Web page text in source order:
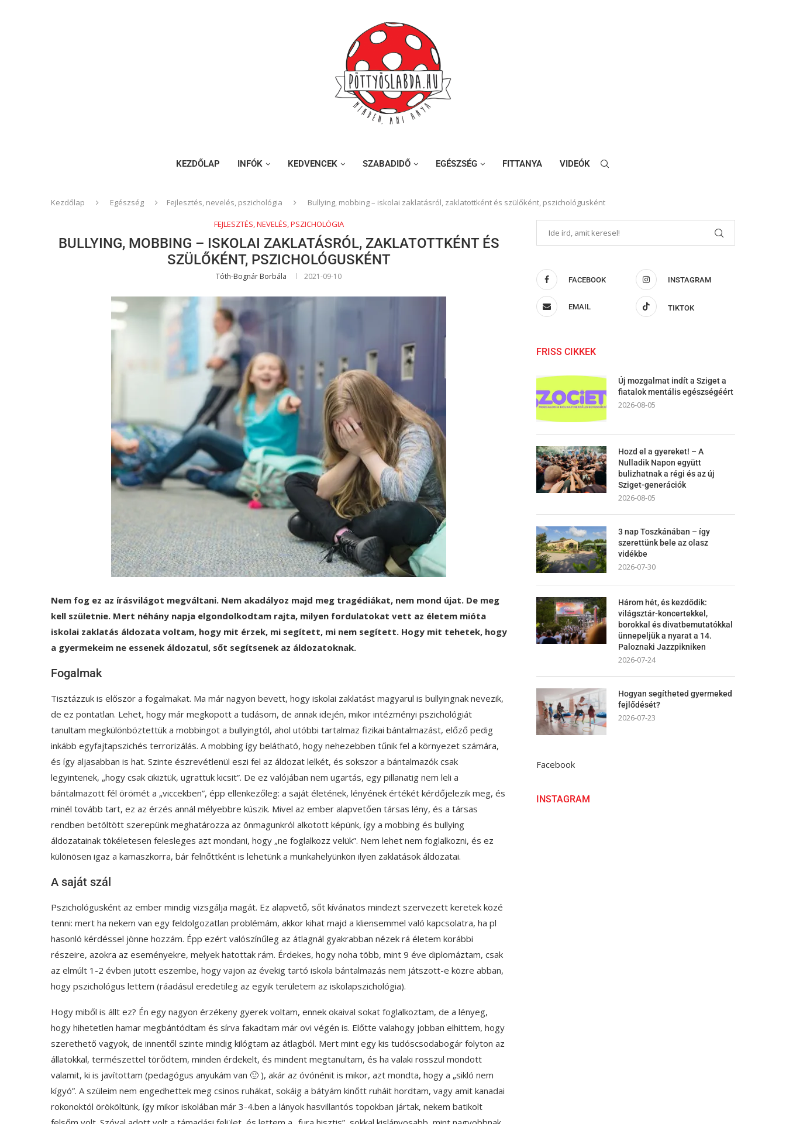
KEZDŐLAP INFÓK KEDVENCEK SZABADIDŐ EGÉSZSÉG FITTANYA VIDEÓK
Kezdőlap Egészség Fejlesztés, nevelés, pszichológia Bullying, mobbing – iskolai zaklatásról, zaklatottként és szülőként, pszichológusként
FEJLESZTÉS, NEVELÉS, PSZICHOLÓGIA
BULLYING, MOBBING – ISKOLAI ZAKLATÁSRÓL, ZAKLATOTTKÉNT ÉS
SZÜLŐKÉNT, PSZICHOLÓGUSKÉNT
Tóth-Bognár Borbála 2021-09-10
Nem fog ez az írásvilágot megváltani. Nem akadályoz majd meg tragédiákat, nem mond újat. De meg
kell születnie. Mert néhány napja elgondolkodtam rajta, milyen fordulatokat vett az életem mióta
iskolai zaklatás áldozata voltam, hogy mit érzek, mi segített, mi nem segített. Hogy mit tehetek, hogy
a gyermekeim ne essenek áldozatul, sőt segítsenek az áldozatoknak.
Fogalmak
Tisztázzuk is először a fogalmakat. Ma már nagyon bevett, hogy iskolai zaklatást magyarul is bullyingnak nevezik,
de ez pontatlan. Lehet, hogy már megkopott a tudásom, de annak idején, mikor intézményi pszichológiát
tanultam megkülönböztettük a mobbingot a bullyingtól, ahol utóbbi tartalmaz fizikai bántalmazást, előző pedig
inkább egyfajtapszichés terrorizálás. A mobbing így belátható, hogy nehezebben tűnik fel a környezet számára,
és így aljasabban is hat. Szinte észrevétlenül eszi fel az áldozat lelkét, és sokszor a bántalmazók csak
legyintenek, „hogy csak cikiztük, ugrattuk kicsit”. De ez valójában nem ugartás, egy pillanatig nem leli a
bántalmazott fél örömét a „viccekben”, épp ellenkezőleg: a saját életének, lényének értékét kérdőjelezik meg, és
minél tovább tart, ez az érzés annál mélyebbre kúszik. Mivel az ember alapvetően társas lény, és a társas
rendben betöltött szerepünk meghatározza az önmagunkról alkotott képünk, így a mobbing és bullying
áldozatainak tökéletesen felesleges azt mondani, hogy „ne foglalkozz velük”. Nem lehet nem foglalkozni, és ez
különösen igaz a kamaszkorra, bár felnőttként is lehetünk a munkahelyünkön ilyen zaklatások áldozatai.
A saját szál
Pszichológusként az ember mindig vizsgálja magát. Ez alapvető, sőt kívánatos mindezt szervezett keretek közé
tenni: mert ha nekem van egy feldolgozatlan problémám, akkor kihat majd a kliensemmel való kapcsolatra, ha pl
hasonló kérdéssel jönne hozzám. Épp ezért valószínűleg az átlagnál gyakrabban nézek rá életem korábbi
részeire, azokra az eseményekre, melyek hatottak rám. Érdekes, hogy noha több, mint 9 éve diplomáztam, csak
az elmúlt 1-2 évben jutott eszembe, hogy vajon az évekig tartó iskola bántalmazás nem játszott-e közre abban,
hogy pszichológus lettem (ráadásul eredetileg az egyik területem az iskolapszichológia).
Hogy miből is állt ez? Én egy nagyon érzékeny gyerek voltam, ennek okaival sokat foglalkoztam, de a lényeg,
hogy hihetetlen hamar megbántódtam és sírva fakadtam már ovi végén is. Előtte valahogy jobban elhittem, hogy
szerethető vagyok, de innentől szinte mindig kilógtam az átlagból. Mert mint egy kis tudóscsodabogár folyton az
állatokkal, természettel törődtem, minden érdekelt, és mindent megtanultam, és ha valaki rosszul mondott
valamit, ki is javítottam (pedagógus anyukám van 🙂 ), akár az óvónénit is mikor, azt mondta, hogy a „sikló nem
kígyó”. A szüleim nem engedhettek meg csinos ruhákat, sokáig a bátyám kinőtt ruháit hordtam, vagy amit kanadai
rokonoktól örököltünk, így mikor iskolában már 3-4.ben a lányok hasvillantós topokban jártak, nekem batikolt
FACEBOOK INSTAGRAM
EMAIL TIKTOK
FRISS CIKKEK
Új mozgalmat indít a Sziget a
fiatalok mentális egészségéért
2026-08-05
Hozd el a gyereket! – A
Nulladik Napon együtt
bulizhatnak a régi és az új
Sziget-generációk
2026-08-05
3 nap Toszkánában – így
szerettünk bele az olasz
vidékbe
2026-07-30
Három hét, és kezdődik:
világsztár-koncertekkel,
borokkal és divatbemutatókkal
ünnepeljük a nyarat a 14.
Paloznaki Jazzpikniken
2026-07-24
Hogyan segítheted gyermeked
fejlődését?
2026-07-23
Facebook
INSTAGRAM